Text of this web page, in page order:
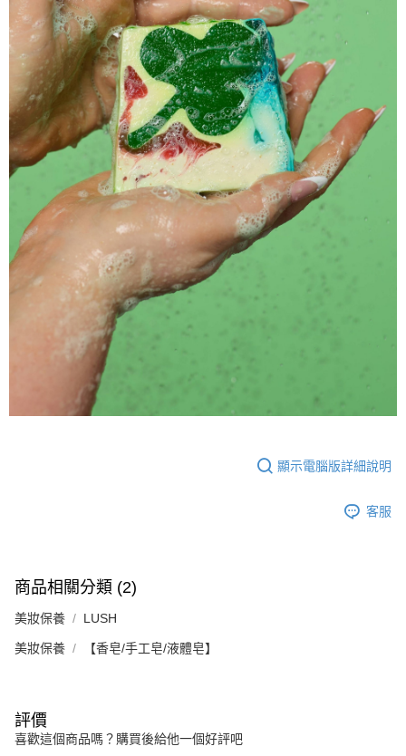
顯示電腦版詳細說明
客服
商品相關分類 (2)
美妝保養 LUSH
美妝保養 【香皂/手工皂/液體皂】
評價
喜歡這個商品嗎？購買後給他一個好評吧